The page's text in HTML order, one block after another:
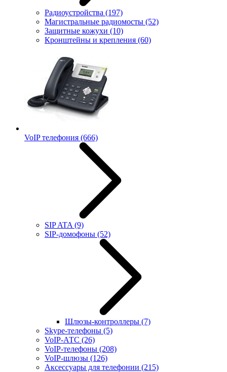
Радиоустройства (197)
Магистральные радиомосты (52)
Защитные кожухи (10)
Кронштейны и крепления (60)
VoIP телефония (666)
SIP ATA (9)
SIP-домофоны (52)
Шлюзы-контроллеры (7)
Skype-телефоны (5)
VoIP-АТС (26)
VoIP-телефоны (208)
VoIP-шлюзы (126)
Аксессуары для телефонии (215)